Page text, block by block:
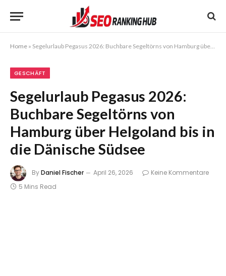
Home » Segelurlaub Pegasus 2026: Buchbare Segeltörns von Hamburg über Helgoland bis in die Dänische Südsee
GESCHÄFT
Segelurlaub Pegasus 2026:
Buchbare Segeltörns von
Hamburg über Helgoland bis in
die Dänische Südsee
ByDaniel Fischer April 26, 2026
Keine Kommentare
5 Mins Read